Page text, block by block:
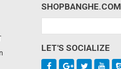
SHOPBANGHE.COM
LET'S SOCIALIZE